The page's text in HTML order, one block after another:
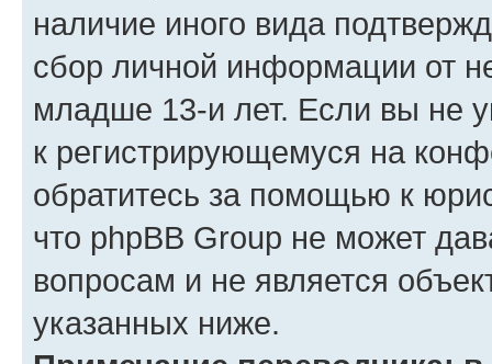
наличие иного вида
сбор личной информации от
младше 13-и лет. Если вы не
к регистрирующемуся на
обратитесь за помощью к
что phpBB Group не может
вопросам и не является
указанных ниже.